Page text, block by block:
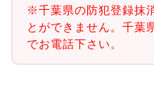
※千葉県の防犯登録抹
とができません。千葉
でお電話下さい。